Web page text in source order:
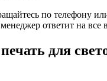
по телефону
ответит на все
для